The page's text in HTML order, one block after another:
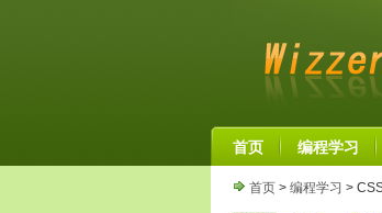
首页 编程学习
首页 > 编程学习 >